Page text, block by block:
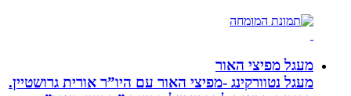
מעגל מפיצי האור
מעגל נטוורקינג -מפיצי האור עם היו”ר אורית גרושטיין.